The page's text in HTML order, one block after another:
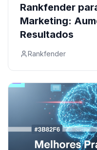
Rankfender
Marketing:
Resultados
Rankfender